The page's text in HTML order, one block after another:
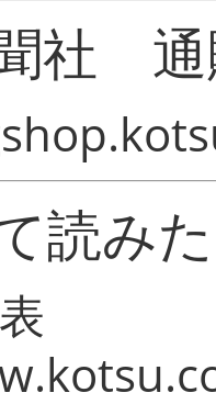
社
読み